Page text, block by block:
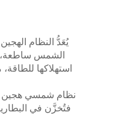
يُعَدُّ النظام
الشمس ساطعة،
نظام شمسي هجين
فتُخزَّن في